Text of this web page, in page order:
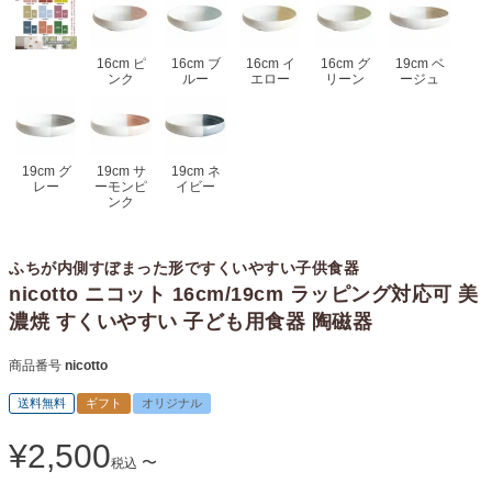
16cm ピ
ンク
16cm ブ
ルー
16cm イ
エロー
16cm グ
リーン
19cm ベ
ージュ
19cm グ
レー
19cm サ
ーモンピ
ンク
19cm ネ
イビー
ふちが内側すぼまった形ですくいやすい子供食器
nicotto ニコット 16cm/19cm ラッピング対応可 美
濃焼 すくいやすい 子ども用食器 陶磁器
商品番号 nicotto
送料無料 ギフト オリジナル
¥2,500税込 〜